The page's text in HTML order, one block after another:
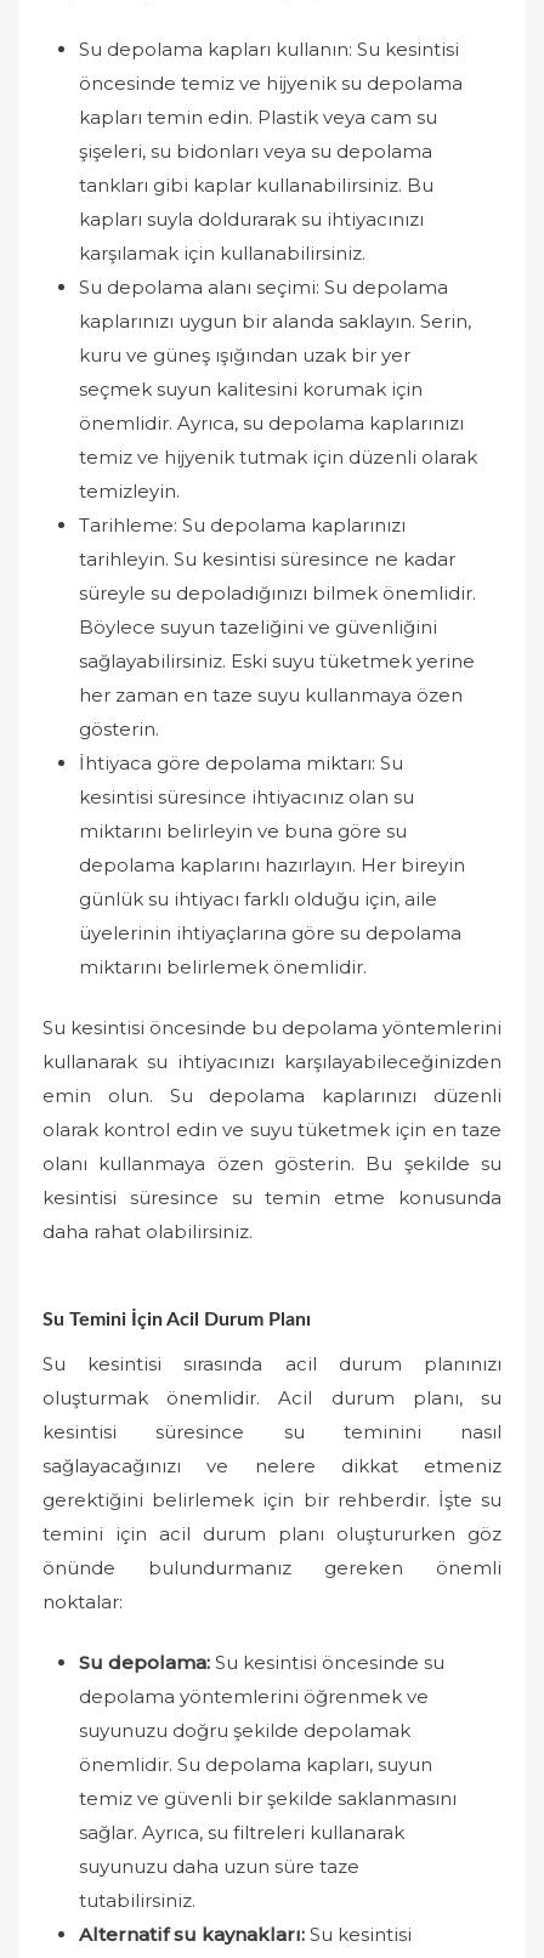
Su depolama kapları kullanın: Su kesintisi
öncesinde temiz ve hijyenik su depolama
kapları temin edin. Plastik veya cam su
şişeleri, su bidonları veya su depolama
tankları gibi kaplar kullanabilirsiniz. Bu
kapları suyla doldurarak su ihtiyacınızı
karşılamak için kullanabilirsiniz.
Su depolama alanı seçimi: Su depolama
kaplarınızı uygun bir alanda saklayın. Serin,
kuru ve güneş ışığından uzak bir yer
seçmek suyun kalitesini korumak için
önemlidir. Ayrıca, su depolama kaplarınızı
temiz ve hijyenik tutmak için düzenli olarak
temizleyin.
Tarihleme: Su depolama kaplarınızı
tarihleyin. Su kesintisi süresince ne kadar
süreyle su depoladığınızı bilmek önemlidir.
Böylece suyun tazeliğini ve güvenliğini
sağlayabilirsiniz. Eski suyu tüketmek yerine
her zaman en taze suyu kullanmaya özen
gösterin.
İhtiyaca göre depolama miktarı: Su
kesintisi süresince ihtiyacınız olan su
miktarını belirleyin ve buna göre su
depolama kaplarını hazırlayın. Her bireyin
günlük su ihtiyacı farklı olduğu için, aile
üyelerinin ihtiyaçlarına göre su depolama
miktarını belirlemek önemlidir.
Su kesintisi öncesinde bu depolama yöntemlerini
kullanarak su ihtiyacınızı karşılayabileceğinizden
emin olun. Su depolama kaplarınızı düzenli
olarak kontrol edin ve suyu tüketmek için en taze
olanı kullanmaya özen gösterin. Bu şekilde su
kesintisi süresince su temin etme konusunda
daha rahat olabilirsiniz.
Su Temini İçin Acil Durum Planı
Su kesintisi sırasında acil durum planınızı
oluşturmak önemlidir. Acil durum planı, su
kesintisi süresince su teminini nasıl
sağlayacağınızı ve nelere dikkat etmeniz
gerektiğini belirlemek için bir rehberdir. İşte su
temini için acil durum planı oluştururken göz
önünde bulundurmanız gereken önemli
noktalar:
Su depolama: Su kesintisi öncesinde su
depolama yöntemlerini öğrenmek ve
suyunuzu doğru şekilde depolamak
önemlidir. Su depolama kapları, suyun
temiz ve güvenli bir şekilde saklanmasını
sağlar. Ayrıca, su filtreleri kullanarak
suyunuzu daha uzun süre taze
tutabilirsiniz.
Alternatif su kaynakları: Su kesintisi